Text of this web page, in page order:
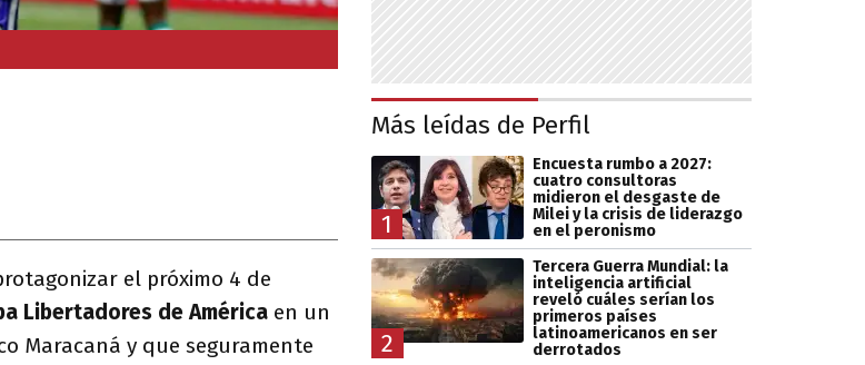
el próximo 4 de
Libertadores de América en un
Maracaná y que seguramente
Más leídas de Perfil
1
Encuesta rumbo a 2027:
cuatro consultoras
midieron el desgaste de
Milei y la crisis de liderazgo
en el peronismo
2
Tercera Guerra Mundial: la
inteligencia artificial
reveló cuáles serían los
primeros países
latinoamericanos en ser
derrotados